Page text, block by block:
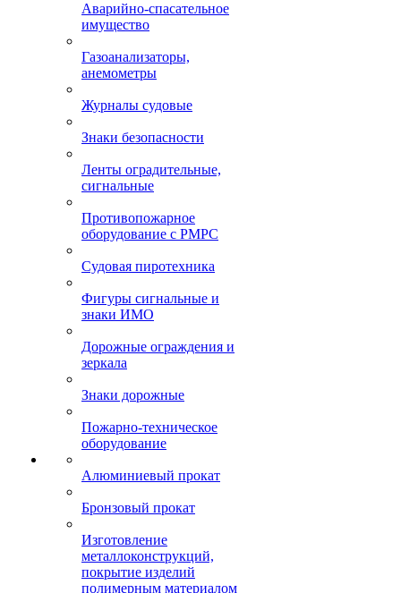
Аварийно-спасательное
имущество
Газоанализаторы,
анемометры
Журналы судовые
Знаки безопасности
Ленты оградительные,
сигнальные
Противопожарное
оборудование с РМРС
Судовая пиротехника
Фигуры сигнальные и
знаки ИМО
Дорожные ограждения и
зеркала
Знаки дорожные
Пожарно-техническое
оборудование
Алюминиевый прокат
Бронзовый прокат
Изготовление
металлоконструкций,
покрытие изделий
полимерным материалом